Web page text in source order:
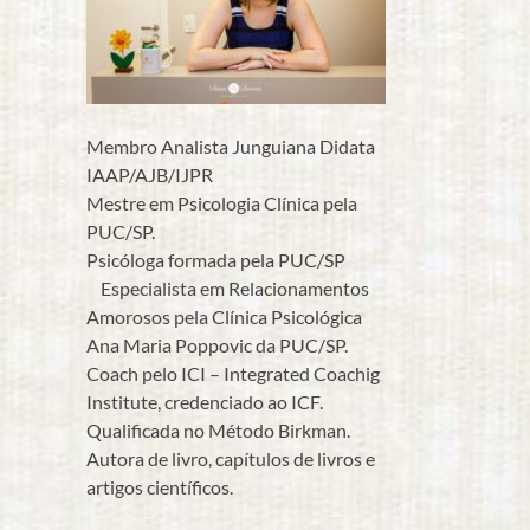
Membro Analista Junguiana Didata
IAAP/AJB/IJPR
Mestre em Psicologia Clínica pela
PUC/SP.
Psicóloga formada pela PUC/SP
Especialista em Relacionamentos
Amorosos pela Clínica Psicológica
Ana Maria Poppovic da PUC/SP.
Coach pelo ICI – Integrated Coachig
Institute, credenciado ao ICF.
Qualificada no Método Birkman.
Autora de livro, capítulos de livros e
artigos científicos.